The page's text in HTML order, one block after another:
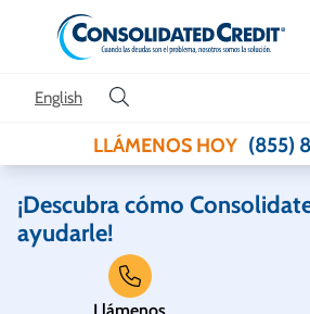
Skip to content
English
LLÁMENOS HOY (855)
¡Descubra cómo
ayudarle!